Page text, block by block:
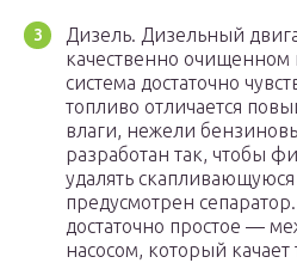
Дизель. Дизельный
качественно очищенном
система достаточно
топливо отличается
влаги, нежели
разработан так, чтобы
удалять скапливающуюся
предусмотрен
достаточно простое —
насосом, который качает